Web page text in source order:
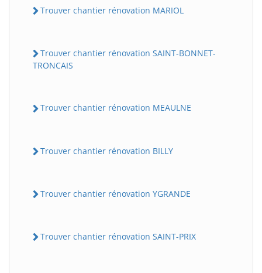
Trouver chantier rénovation MARIOL
Trouver chantier rénovation SAINT-BONNET-
TRONCAIS
Trouver chantier rénovation MEAULNE
Trouver chantier rénovation BILLY
Trouver chantier rénovation YGRANDE
Trouver chantier rénovation SAINT-PRIX